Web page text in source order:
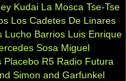
Kudai La Mosca Tse-Tse
Los Cadetes De Linares
Lucho Barrios Luis Enrique
Sosa Miguel
Placebo R5 Radio Futura
Simon and Garfunkel